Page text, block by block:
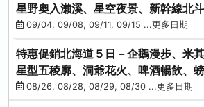
星野奧入瀨溪、星空夜景、新幹線北
和田湖(不進免稅店)
09/04, 09/08, 09/11, 09/15 ...更多日期
特惠促銷北海道５日－企鵝漫步、米
星型五稜廓、洞爺花火、啤酒暢飲、
吃到飽
08/26, 08/28, 08/29, 08/30 ...更多日期